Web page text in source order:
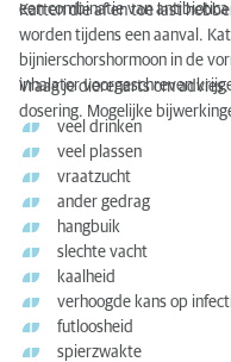
een combinatie van
Katten die af en toe last
worden tijdens een aanval.
bijnierschorshormoon in de
inhalator voorgeschreven
Vraag je dierenarts om
dosering. Mogelijke
veel drinken
veel plassen
vraatzucht
ander gedrag
hangbuik
slechte vacht
kaalheid
verhoogde kans op
futloosheid
spierzwakte